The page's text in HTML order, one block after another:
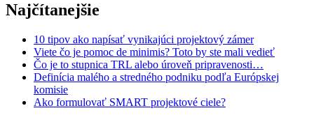
Najčítanejšie
10 tipov ako napísať vynikajúci projektový zámer
Viete čo je pomoc de minimis? Toto by ste mali vedieť
Čo je to stupnica TRL alebo úroveň pripravenosti…
Definícia malého a stredného podniku podľa Európskej
komisie
Ako formulovať SMART projektové ciele?